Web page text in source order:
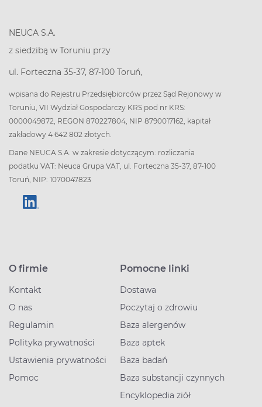
NEUCA S.A.
z siedzibą w Toruniu przy
ul. Forteczna 35-37, 87-100 Toruń,
wpisana do Rejestru Przedsiębiorców przez Sąd Rejonowy w
Toruniu, VII Wydział Gospodarczy KRS pod nr KRS:
0000049872, REGON 870227804, NIP 8790017162, kapitał
zakładowy 4 642 802 złotych.
Dane NEUCA S.A. w zakresie dotyczącym: rozliczania
podatku VAT: Neuca Grupa VAT, ul. Forteczna 35-37, 87-100
Toruń, NIP: 1070047823
O firmie
Kontakt
O nas
Regulamin
Polityka prywatności
Ustawienia prywatności
Pomoc
Pomocne linki
Dostawa
Poczytaj o zdrowiu
Baza alergenów
Baza aptek
Baza badań
Baza substancji czynnych
Encyklopedia ziół